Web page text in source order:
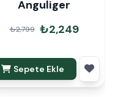
Anguliger
₺2,799 ₺2,249
Sepete Ekle